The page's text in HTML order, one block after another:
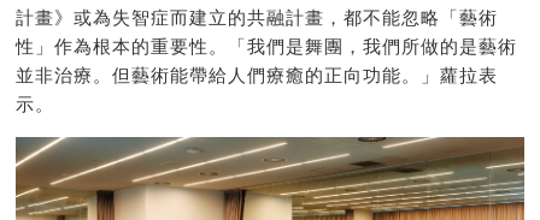
計畫》或為失智症而建立的共融計畫，都不能忽略「藝術
性」作為根本的重要性。「我們是舞團，我們所做的是藝術
並非治療。但藝術能帶給人們療癒的正向功能。」蘿拉表
示。